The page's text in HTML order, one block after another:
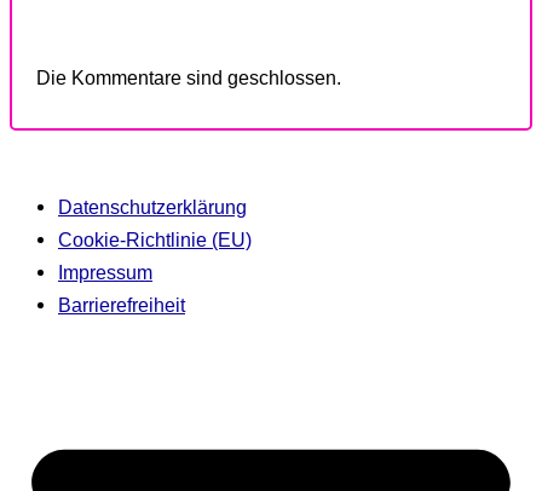
Die Kommentare sind geschlossen.
Datenschutzerklärung
Cookie-Richtlinie (EU)
Impressum
Barrierefreiheit